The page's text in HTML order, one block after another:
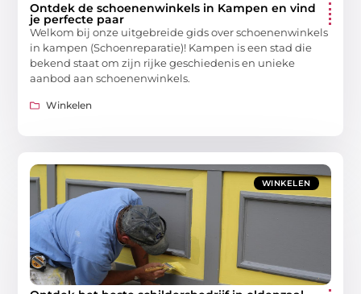
Ontdek de schoenenwinkels in Kampen en vind
je perfecte paar
Welkom bij onze uitgebreide gids over schoenenwinkels
in kampen (Schoenreparatie)! Kampen is een stad die
bekend staat om zijn rijke geschiedenis en unieke
aanbod aan schoenenwinkels.
Winkelen
WINKELEN